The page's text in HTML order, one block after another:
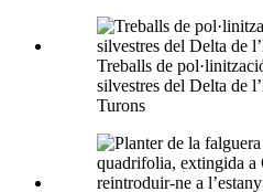
Treballs de
silvestres del Delta de
Turons